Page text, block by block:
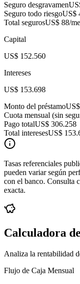
Seguro desgravamen
Seguro todo riesgoUS$
Total segurosUS$ 88/
Capital
US$ 152.560
Intereses
US$ 153.698
Monto del préstamo
Cuota mensual (sin
Pago totalUS$ 306.258
Total interesesUS$
Tasas referenciales
pueden variar según
con el banco. Consulta
exacta.
Calculadora
Analiza la rentabilidad
Flujo de Caja Mensual